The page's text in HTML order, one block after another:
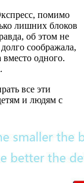
помимо
лишних блоков
об этом не
соображала,
одного.
все эти
и людям с